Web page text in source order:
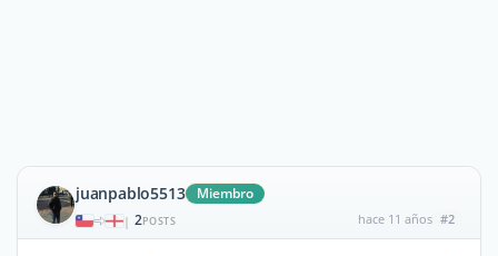
juanpablo5513 Miembro
| 2POSTS hace 11 años #2